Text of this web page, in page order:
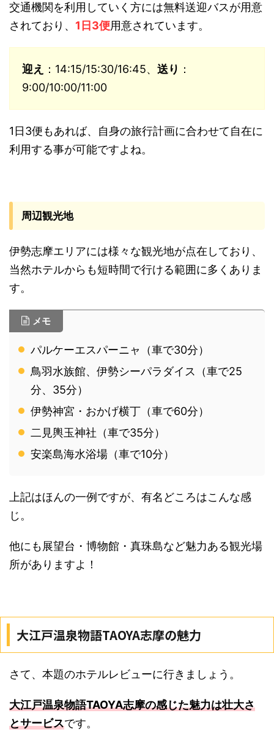
交通機関を利用していく方には無料送迎バスが用意
されており、 1日3便用意されています。
迎え ：14:15/15:30/16:45、 送り ：
9:00/10:00/11:00
1日3便もあれば、自身の旅行計画に合わせて自在に
利用する事が可能ですよね。
周辺観光地
伊勢志摩エリアには様々な観光地が点在しており、
当然ホテルからも短時間で行ける範囲に多くありま
す。
メモ
パルケーエスパーニャ（車で30分）
鳥羽水族館、伊勢シーパラダイス（車で25
分、35分）
伊勢神宮・おかげ横丁（車で60分）
二見輿玉神社（車で35分）
安楽島海水浴場（車で10分）
上記はほんの一例ですが、有名どころはこんな感
じ。
他にも展望台・博物館・真珠島など魅力ある観光場
所がありますよ！
大江戸温泉物語TAOYA志摩の魅力
さて、本題のホテルレビューに行きましょう。
大江戸温泉物語TAOYA志摩の感じた魅力は壮大さ
とサービスです。